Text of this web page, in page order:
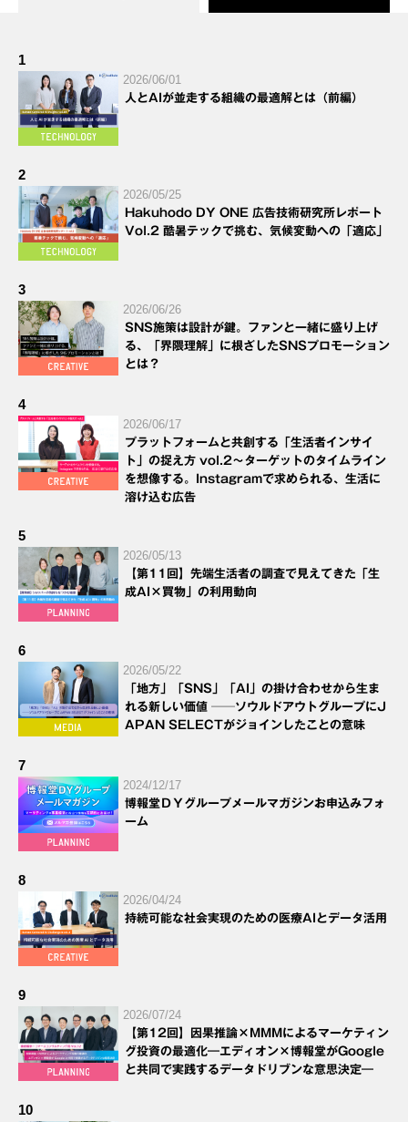
1
2026/06/01
人とAIが並走する組織の最適解とは（前編）
2
2026/05/25
Hakuhodo DY ONE 広告技術研究所レポート
Vol.2 酷暑テックで挑む、気候変動への「適応」
3
2026/06/26
SNS施策は設計が鍵。ファンと一緒に盛り上げ
る、「界隈理解」に根ざしたSNSプロモーション
とは？
4
2026/06/17
プラットフォームと共創する「生活者インサイ
ト」の捉え方 vol.2～ターゲットのタイムライン
を想像する。Instagramで求められる、生活に
溶け込む広告
5
2026/05/13
【第11回】先端生活者の調査で見えてきた「生
成AI×買物」の利用動向
6
2026/05/22
「地方」「SNS」「AI」の掛け合わせから生ま
れる新しい価値 ──ソウルドアウトグループにJ
APAN SELECTがジョインしたことの意味
7
2024/12/17
博報堂ＤＹグループメールマガジンお申込みフォ
ーム
8
2026/04/24
持続可能な社会実現のための医療AIとデータ活用
9
2026/07/24
【第12回】因果推論×MMMによるマーケティン
グ投資の最適化―エディオン×博報堂がGoogle
と共同で実践するデータドリブンな意思決定―
10